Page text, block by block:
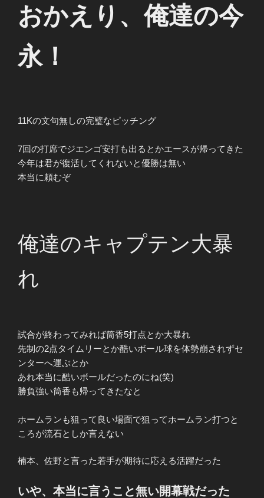
おかえり、俺達の今
永！
11Kの文句無しの完璧なピッチング
7回の打席でジエンゴ安打も出るとかエースが帰ってきた
今年は君が復活してくれないと優勝は無い
本当に頼むぞ
俺達のキャプテン大暴
れ
試合が終わってみれば筒香5打点とか大暴れ
先制の2点タイムリーとか酷いボール球を体勢崩されずセ
ンターへ運ぶとか
あれ本当に酷いボールだったのにね(笑)
勝負強い筒香も帰ってきたなと
ホームランも狙って良い場面で狙ってホームラン打つと
ころが流石としか言えない
楠本、佐野と言った若手が期待に応える活躍だった
いや、本当に言うこと無い開幕戦だった